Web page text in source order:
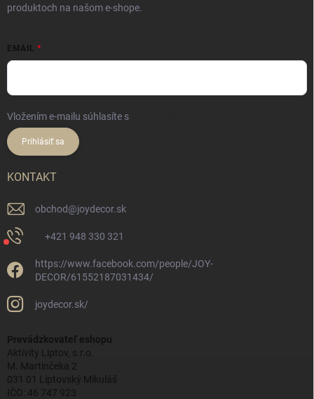
produktoch na našom e-shope.
EMAIL
Vložením e-mailu súhlasíte s
Prihlásiť sa
KONTAKT
obchod@joydecor.sk
+421 948 330 321
https://www.facebook.com/people/JOY-
DECOR/61552187031434/
joydecor.sk/
Prevádzkovateľ eshopu
Aktivity Liptov, s.r.o.
M. Martinčeka 2
031 01 Liptovský Mikuláš
IČO: 46 747 923